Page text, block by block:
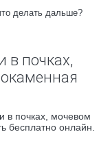
делать дальше?
в почках,
в почках, мочевом
бесплатно онлайн.